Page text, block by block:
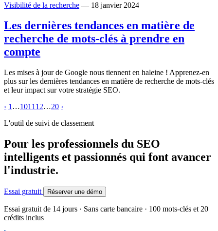
Visibilité de la recherche — 18 janvier 2024
Les dernières tendances en matière de
recherche de mots-clés à prendre en
compte
Les mises à jour de Google nous tiennent en haleine ! Apprenez-en
plus sur les dernières tendances en matière de recherche de mots-clés
et leur impact sur votre stratégie SEO.
‹ 1 …1011 12…20 ›
L'outil de suivi de classement
Pour les professionnels du SEO
intelligents et passionnés qui font avancer
l'industrie.
Essai gratuit Réserver une démo
Essai gratuit de 14 jours · Sans carte bancaire · 100 mots-clés et 20
crédits inclus